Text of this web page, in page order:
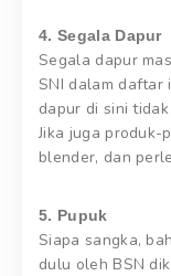
4. Segala Dapur
Segala dapur
SNI dalam daftar
dapur di sini
Jika juga produk-
blender, dan
5. Pupuk
Siapa sangka,
dulu oleh BSN